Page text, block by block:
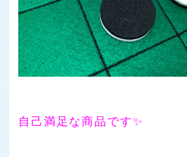
自己満足な商品です✨